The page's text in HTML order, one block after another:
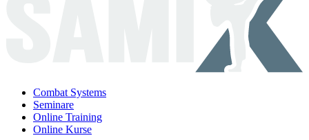
Combat Systems
Seminare
Online Training
Online Kurse